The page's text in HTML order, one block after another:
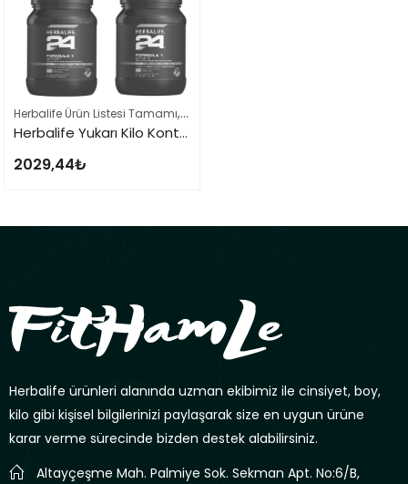
Herbalife Ürün Listesi Tamamı, Kilo Alma Setleri
Herbalife Yukarı Kilo Kontrol Kilo Alma Seti
2029,44₺
Herbalife ürünleri alanında uzman ekibimiz ile cinsiyet, boy,
kilo gibi kişisel bilgilerinizi paylaşarak size en uygun ürüne
karar verme sürecinde bizden destek alabilirsiniz.
Altayçeşme Mah. Palmiye Sok. Sekman Apt. No:6/B,